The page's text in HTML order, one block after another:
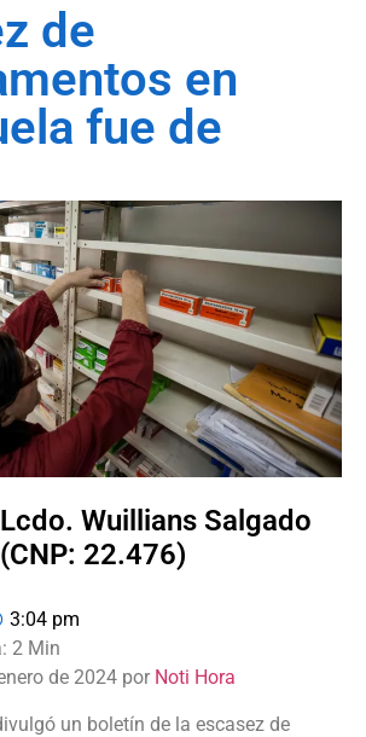
de
en
fue de
Lcdo. Wuillians Salgado
(CNP: 22.476)
3:04 pm
de 2024 por Noti Hora
un boletín de la escasez de